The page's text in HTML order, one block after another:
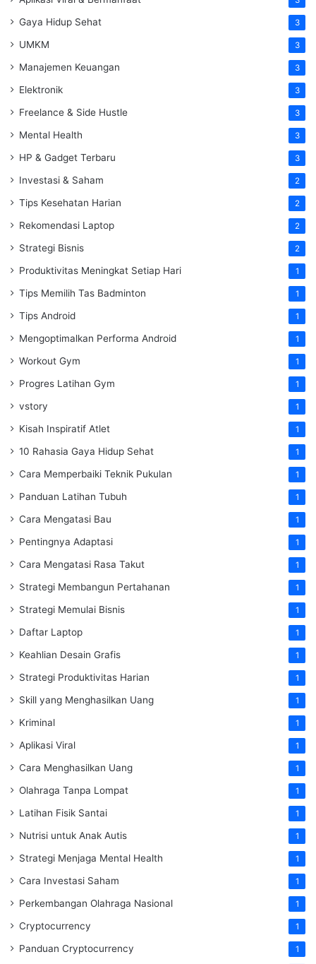
Gaya Hidup Sehat 3
UMKM 3
Manajemen Keuangan 3
Elektronik 3
Freelance & Side Hustle 3
Mental Health 3
HP & Gadget Terbaru 3
Investasi & Saham 2
Tips Kesehatan Harian 2
Rekomendasi Laptop 2
Strategi Bisnis 2
Produktivitas Meningkat Setiap Hari 1
Tips Memilih Tas Badminton 1
Tips Android 1
Mengoptimalkan Performa Android 1
Workout Gym 1
Progres Latihan Gym 1
vstory 1
Kisah Inspiratif Atlet 1
10 Rahasia Gaya Hidup Sehat 1
Cara Memperbaiki Teknik Pukulan 1
Panduan Latihan Tubuh 1
Cara Mengatasi Bau 1
Pentingnya Adaptasi 1
Cara Mengatasi Rasa Takut 1
Strategi Membangun Pertahanan 1
Strategi Memulai Bisnis 1
Daftar Laptop 1
Keahlian Desain Grafis 1
Strategi Produktivitas Harian 1
Skill yang Menghasilkan Uang 1
Kriminal 1
Aplikasi Viral 1
Cara Menghasilkan Uang 1
Olahraga Tanpa Lompat 1
Latihan Fisik Santai 1
Nutrisi untuk Anak Autis 1
Strategi Menjaga Mental Health 1
Cara Investasi Saham 1
Perkembangan Olahraga Nasional 1
Cryptocurrency 1
Panduan Cryptocurrency 1